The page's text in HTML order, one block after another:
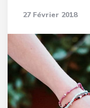
27 Février 2018